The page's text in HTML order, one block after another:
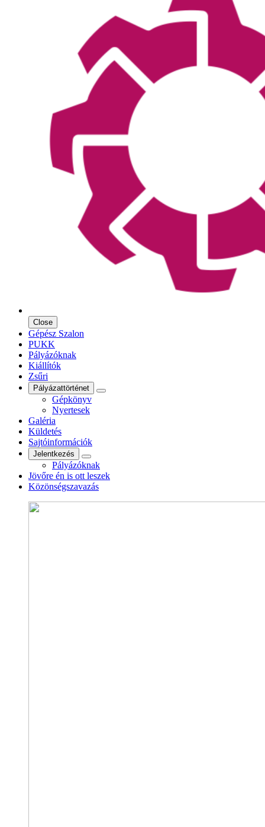
Close
Gépész Szalon
PUKK
Pályázóknak
Kiállítók
Zsűri
Pályázattörténet
Gépkönyv
Nyertesek
Galéria
Küldetés
Sajtóinformációk
Jelentkezés
Pályázóknak
Jövőre én is ott leszek
Közönségszavazás